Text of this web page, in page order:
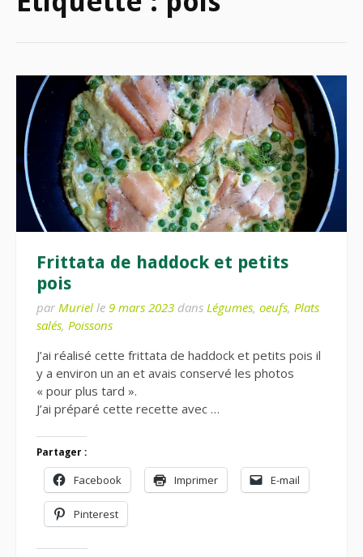
Frittata de haddock et petits
pois
par Muriel le 9 mars 2023 dans Légumes, oeufs, Plats
salés, Poissons
J’ai réalisé cette frittata de haddock et petits pois il
y a environ un an et avais conservé les photos
« pour plus tard ».
J’ai préparé cette recette avec …
Partager :
Facebook Imprimer E-mail
Pinterest